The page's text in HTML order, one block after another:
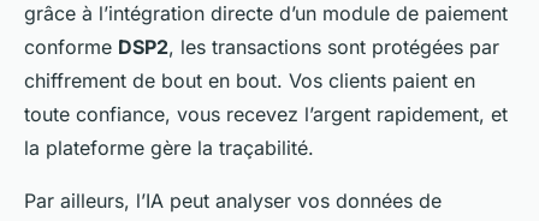
grâce à l’intégration directe d’un module de paiement
conforme DSP2, les transactions sont protégées par
chiffrement de bout en bout. Vos clients paient en
toute confiance, vous recevez l’argent rapidement, et
la plateforme gère la traçabilité.
Par ailleurs, l’IA peut analyser vos données de